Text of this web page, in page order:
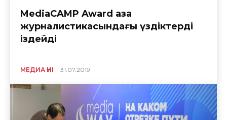
MediaCAMP Award қазақ
журналистикасындағы үздіктерді
іздейді
МЕДИА ҮНІ 31.07.2019